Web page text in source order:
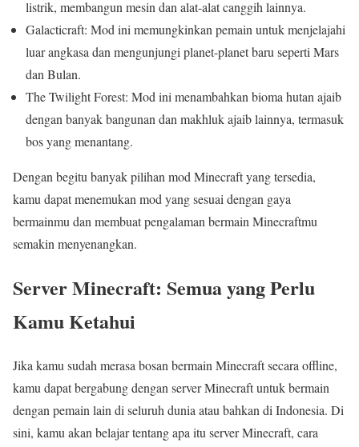
listrik, membangun mesin dan alat-alat canggih lainnya.
Galacticraft: Mod ini memungkinkan pemain untuk menjelajahi
luar angkasa dan mengunjungi planet-planet baru seperti Mars
dan Bulan.
The Twilight Forest: Mod ini menambahkan bioma hutan ajaib
dengan banyak bangunan dan makhluk ajaib lainnya, termasuk
bos yang menantang.
Dengan begitu banyak pilihan mod Minecraft yang tersedia,
kamu dapat menemukan mod yang sesuai dengan gaya
bermainmu dan membuat pengalaman bermain Minecraftmu
semakin menyenangkan.
Server Minecraft: Semua yang Perlu
Kamu Ketahui
Jika kamu sudah merasa bosan bermain Minecraft secara offline,
kamu dapat bergabung dengan server Minecraft untuk bermain
dengan pemain lain di seluruh dunia atau bahkan di Indonesia. Di
sini, kamu akan belajar tentang apa itu server Minecraft, cara